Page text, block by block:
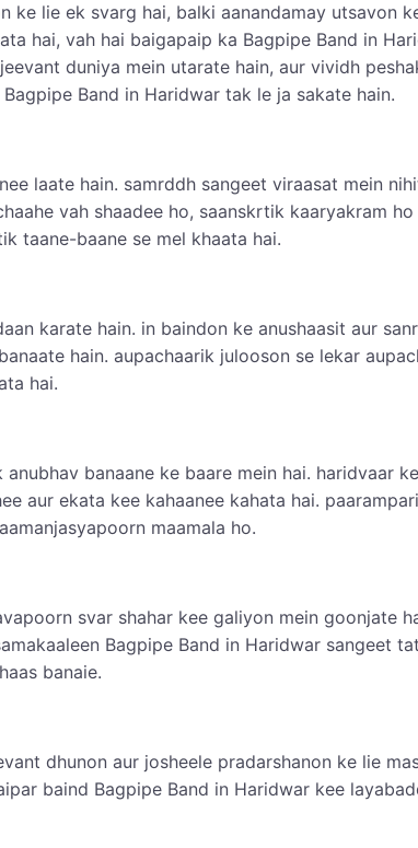
ke lie ek svarg hai, balki aanandamay utsavon
hai, vah hai baigapaip ka Bagpipe Band in
duniya mein utarate hain, aur vividh
Band in Haridwar tak le ja sakate hain.
laate hain. samrddh sangeet viraasat mein
vah shaadee ho, saanskrtik kaaryakram
taane-baane se mel khaata hai.
karate hain. in baindon ke anushaasit aur
hain. aupachaarik julooson se lekar
hai.
banaane ke baare mein hai. haridvaar
aur ekata kee kahaanee kahata hai.
maamala ho.
svar shahar kee galiyon mein goonjate
Bagpipe Band in Haridwar sangeet
banaie.
dhunon aur josheele pradarshanon ke lie
baind Bagpipe Band in Haridwar kee